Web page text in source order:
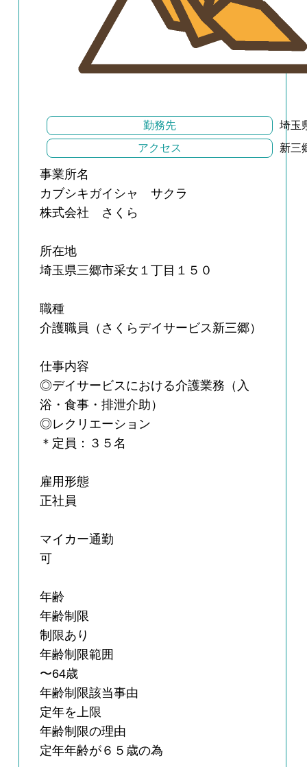
勤務先
埼玉
アクセス
新三
事業所名
カブシキガイシャ サクラ
株式会社 さくら
所在地
埼玉県三郷市采女１丁目１５０
職種
介護職員（さくらデイサービス新三郷）
仕事内容
◎デイサービスにおける介護業務（入
浴・食事・排泄介助）
◎レクリエーション
＊定員：３５名
雇用形態
正社員
マイカー通勤
可
年齢
年齢制限
制限あり
年齢制限範囲
〜64歳
年齢制限該当事由
定年を上限
年齢制限の理由
定年年齢が６５歳の為